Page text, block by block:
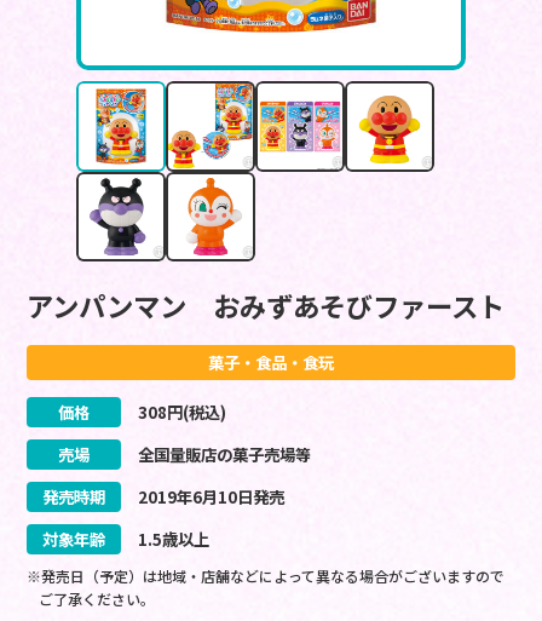
アンパンマン おみずあそびファースト
菓子・食品・食玩
価格 308円(税込)
売場
全国量販店の菓子売場等
発売時期
2019年6月10日発売
対象年齢
1.5歳以上
※発売日（予定）は地域・店舗などによって異なる場合がございますので
ご了承ください。